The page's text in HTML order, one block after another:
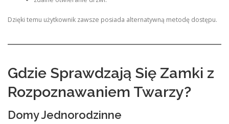
Dzięki temu użytkownik zawsze posiada alternatywną metodę dostępu.
Gdzie Sprawdzają Się Zamki z
Rozpoznawaniem Twarzy?
Domy Jednorodzinne